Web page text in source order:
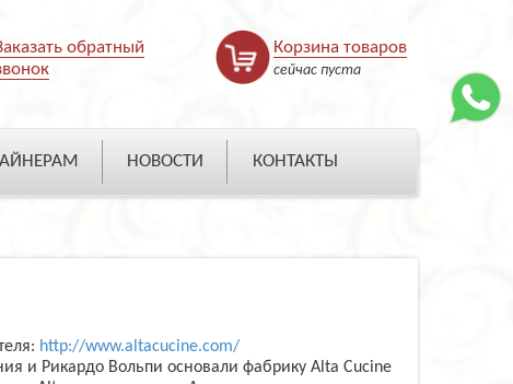
обратный
Корзина товаров
сейчас пуста
НОВОСТИ КОНТАКТЫ
http://www.altacucine.com/
и Рикардо Вольпи основали фабрику Alta Cucine